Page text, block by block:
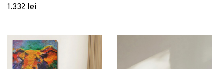
100% LEMN (grosime: 3
1.332 lei